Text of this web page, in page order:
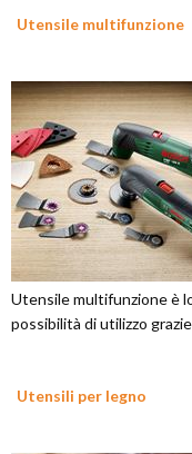
Utensile multifunzione
Utensile multifunzione è
possibilità di utilizzo
Utensili per legno